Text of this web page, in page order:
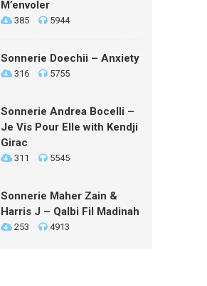
M’envoler
385 5944
Sonnerie Doechii – Anxiety
316 5755
Sonnerie Andrea Bocelli –
Je Vis Pour Elle with Kendji
Girac
311 5545
Sonnerie Maher Zain &
Harris J – Qalbi Fil Madinah
253 4913